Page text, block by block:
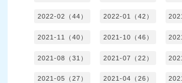
2022-02（44） 2022-01（42）
2021-11（40） 2021-10（46）
2021-08（31） 2021-07（22）
2021-05（27） 2021-04（26）